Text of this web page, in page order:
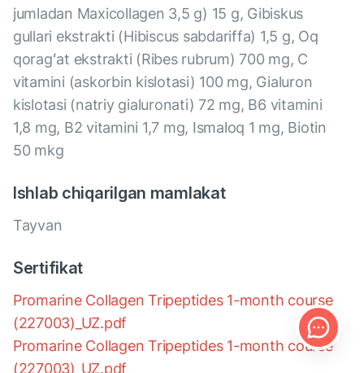
jumladan Maxicollagen 3,5 g) 15 g, Gibiskus
gullari ekstrakti (Hibiscus sabdariffa) 1,5 g, Oq
qoragʻat ekstrakti (Ribes rubrum) 700 mg, С
vitamini (askorbin kislotasi) 100 mg, Gialuron
kislotasi (natriy gialuronati) 72 mg, B6 vitamini
1,8 mg, B2 vitamini 1,7 mg, Ismaloq 1 mg, Biotin
50 mkg
Ishlab chiqarilgan mamlakat
Tayvan
Sertifikat
Promarine Collagen Tripeptides 1-month course
(227003)_UZ.pdf
Promarine Collagen Tripeptides 1-month course
(227003)_UZ.pdf